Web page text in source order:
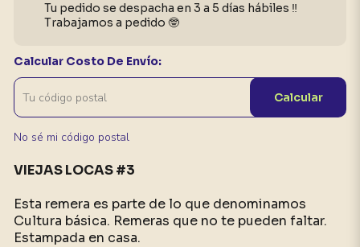
Tu pedido se despacha en 3 a 5 días hábiles ‼️
Trabajamos a pedido 🤓
Calcular Costo De Envío:
Calcular
No sé mi código postal
VIEJAS LOCAS #3
Esta remera es parte de lo que denominamos
Cultura básica. Remeras que no te pueden faltar.
Estampada en casa.